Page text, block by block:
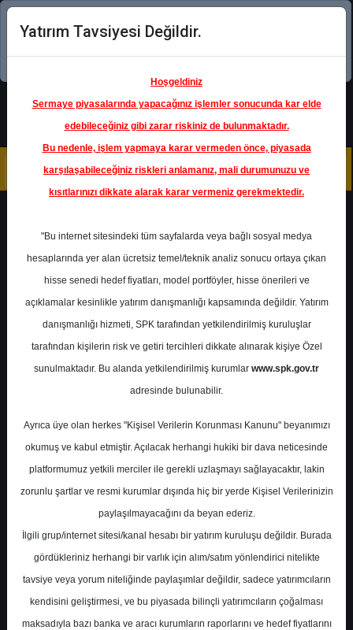
Şimdi uygulamayı indirin!
DOAS- DOĞUŞ OTOMOTİV
SERVİS VE TİCARET A.Ş.
Hedef Fiyat 275.57 ₺
Getiri
%0.00
0 0
En Yüksek Tahmin
Ortalama Fiyat Tahmini
Yatırım Tavsiyesi Değildir.
Hoşgeldiniz
Sermaye piyasalarında yapacağınız işlemler sonucunda kar elde
edebileceğiniz gibi zarar riskiniz de bulunmaktadır.
Bu nedenle, işlem yapmaya karar vermeden önce, piyasada
karşılaşabileceğiniz riskleri anlamanız, mali durumunuzu ve
kısıtlarınızı dikkate alarak karar vermeniz gerekmektedir.
"Bu internet sitesindeki tüm sayfalarda veya bağlı sosyal medya
hesaplarında yer alan ücretsiz temel/teknik analiz sonucu ortaya çıkan
hisse senedi hedef fiyatları, model portföyler, hisse önerileri ve
açıklamalar kesinlikle yatırım danışmanlığı kapsamında değildir. Yatırım
danışmanlığı hizmeti, SPK tarafından yetkilendirilmiş kuruluşlar
tarafından kişilerin risk ve getiri tercihleri dikkate alınarak kişiye Özel
sunulmaktadır. Bu alanda yetkilendirilmiş kurumlar www.spk.gov.tr
adresinde bulunabilir.
Ayrıca üye olan herkes "Kişisel Verilerin Korunması Kanunu" beyanımızı
okumuş ve kabul etmiştir. Açılacak herhangi hukiki bir dava neticesinde
platformumuz yetkili merciler ile gerekli uzlaşmayı sağlayacaktır, lakin
zorunlu şartlar ve resmi kurumlar dışında hiç bir yerde Kişisel Verilerinizin
paylaşılmayacağını da beyan ederiz.
İlgili grup/internet sitesi/kanal hesabı bir yatırım kuruluşu değildir. Burada
gördükleriniz herhangi bir varlık için alım/satım yönlendirici nitelikte
tavsiye veya yorum niteliğinde paylaşımlar değildir, sadece yatırımcıların
kendisini geliştirmesi, ve bu piyasada bilinçli yatırımcıların çoğalması
maksadıyla bazı banka ve aracı kurumların raporlarını ve hedef fiyatlarını